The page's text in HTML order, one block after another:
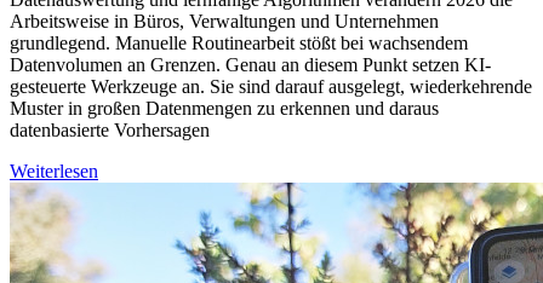
Arbeitsweise in Büros, Verwaltungen und Unternehmen
grundlegend. Manuelle Routinearbeit stößt bei wachsendem
Datenvolumen an Grenzen. Genau an diesem Punkt setzen KI-
gesteuerte Werkzeuge an. Sie sind darauf ausgelegt, wiederkehrende
Muster in großen Datenmengen zu erkennen und daraus
datenbasierte Vorhersagen
Weiterlesen